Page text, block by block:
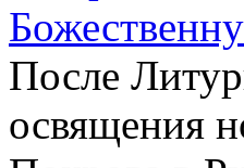
После
освящения